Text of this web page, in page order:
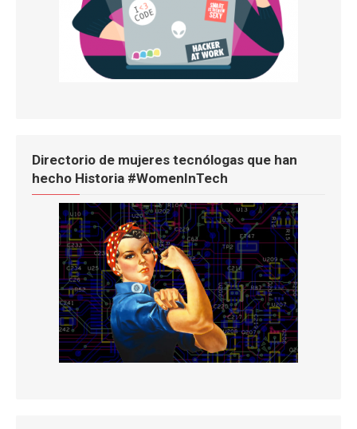
Directorio de mujeres tecnólogas que han
hecho Historia #WomenInTech